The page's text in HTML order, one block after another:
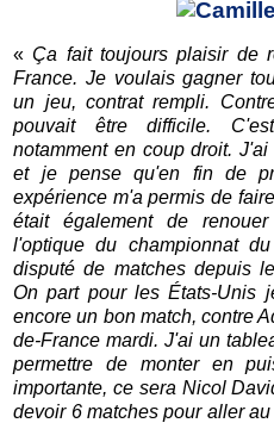
« Ça fait toujours plaisir de
France. Je voulais gagner
un jeu, contrat rempli.
pouvait être difficile.
notamment en coup droit.
et je pense qu'en fin de
expérience m'a permis de
était également de
l'optique du championnat
disputé de matches depuis
On part pour les États-Unis
encore un bon match, contre
de-France mardi. J'ai un
permettre de monter en
importante, ce sera Nicol
devoir 6 matches pour aller